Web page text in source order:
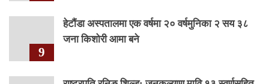
9
हेटौंडा अस्पतालमा एक वर्षमा २० वर्षमुनिका २ सय ३८
जना किशोरी आमा बने